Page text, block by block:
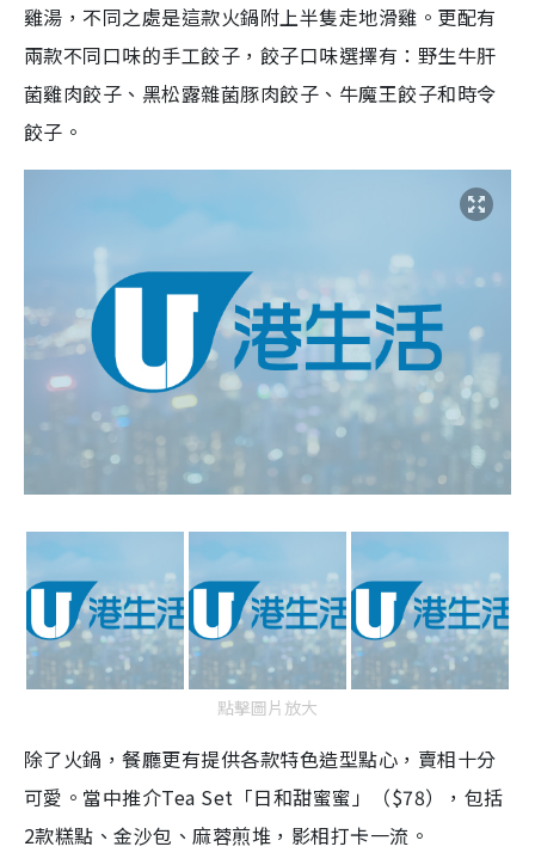
雞湯，不同之處是這款火鍋附上半隻走地滑雞。更配有
兩款不同口味的手工餃子，餃子口味選擇有：野生牛肝
菌雞肉餃子、黑松露雜菌豚肉餃子、牛魔王餃子和時令
餃子。
點擊圖片放大
除了火鍋，餐廳更有提供各款特色造型點心，賣相十分
可愛。當中推介Tea Set「日和甜蜜蜜」（$78），包括
2款糕點、金沙包、麻蓉煎堆，影相打卡一流。